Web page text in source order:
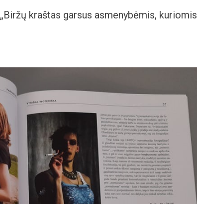
„Biržų kraštas garsus asmenybėmis, kuriomis